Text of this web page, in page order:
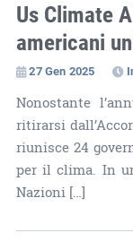
Us Climate
americani
27 Gen 2025
Nonostante
ritirarsi
riunisce 24
per il clima. In
Nazioni […]